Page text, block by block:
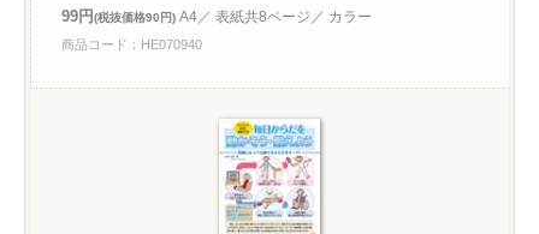
99円(税抜価格90円) A4／ 表紙共8ページ／ カラー
商品コード：HE070940